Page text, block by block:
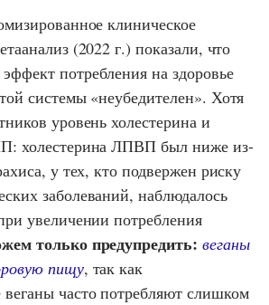
клиническое
(2022 г.) показали, что
потребления на здоровье
системы «неубедителен». Хотя
уровень холестерина и
холестерина ЛПВП был ниже из-
у тех, кто подвержен риску
заболеваний, наблюдалось
увеличении потребления
только предупредить: веганы
пищу, так как
часто потребляют слишком